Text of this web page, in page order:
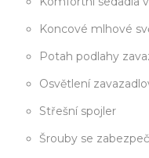
Koncové mlhové
Potah podlahy
Osvětlení
Střešní spojler
Šrouby se